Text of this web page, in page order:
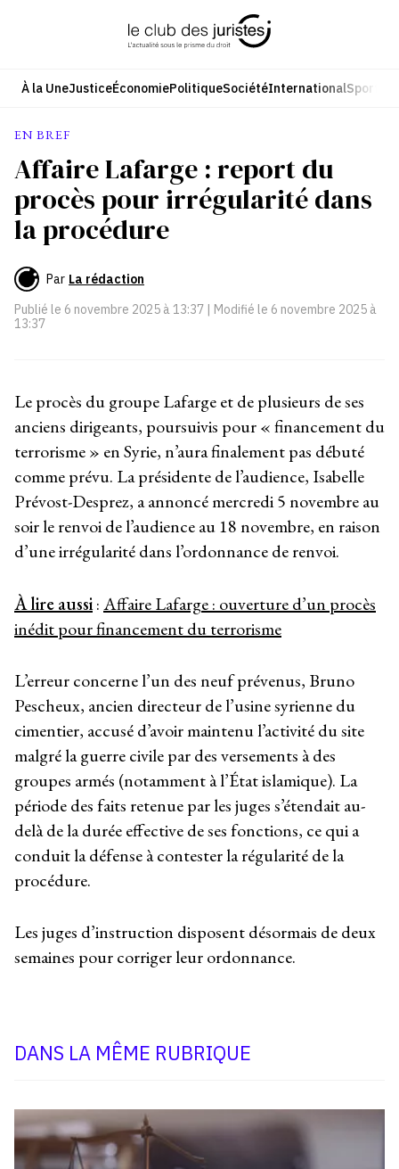
À la UneJusticeÉconomiePolitiqueSociétéInternationalSport
EN BREF
Affaire Lafarge : report du
procès pour irrégularité dans
la procédure
Par La rédaction
Publié le 6 novembre 2025 à 13:37 | Modifié le 6 novembre 2025 à
13:37
Le procès du groupe Lafarge et de plusieurs de ses
anciens dirigeants, poursuivis pour « financement du
terrorisme » en Syrie, n’aura finalement pas débuté
comme prévu. La présidente de l’audience, Isabelle
Prévost-Desprez, a annoncé mercredi 5 novembre au
soir le renvoi de l’audience au 18 novembre, en raison
d’une irrégularité dans l’ordonnance de renvoi.
À lire aussi:Affaire Lafarge : ouverture d’un procès
inédit pour financement du terrorisme
L’erreur concerne l’un des neuf prévenus, Bruno
Pescheux, ancien directeur de l’usine syrienne du
cimentier, accusé d’avoir maintenu l’activité du site
malgré la guerre civile par des versements à des
groupes armés (notamment à l’État islamique). La
période des faits retenue par les juges s’étendait au-
delà de la durée effective de ses fonctions, ce qui a
conduit la défense à contester la régularité de la
procédure.
Les juges d’instruction disposent désormais de deux
semaines pour corriger leur ordonnance.
DANS LA MÊME RUBRIQUE